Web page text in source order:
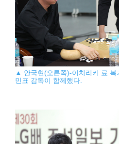
▲ 안국현(오른쪽)-이치리키 료 복
민표 감독이 함께했다.